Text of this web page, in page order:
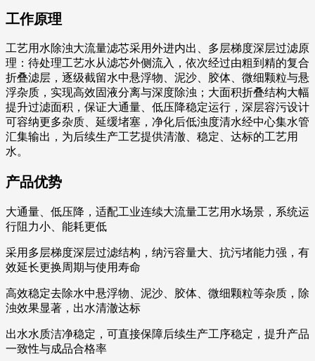
工作原理
工艺用水除浊大流量滤芯采用外进内出、多层梯度深层过滤原
理：待处理工艺水从滤芯外侧流入，依次经过由粗到精的复合
折叠滤层，逐级截留水中悬浮物、泥沙、胶体、微细颗粒与悬
浮杂质，实现高效固液分离与深度除浊；大面积折叠结构大幅
提升过滤面积，保证大通量、低压降稳定运行，深层容污设计
可容纳更多杂质、延缓堵塞，净化后低浊度清水经中心集水管
汇集输出，为后续生产工艺提供清澈、稳定、达标的工艺用
水。
产品优势
大通量、低压降，适配工业连续大流量工艺用水场景，系统运
行阻力小、能耗更低
采用多层梯度深层过滤结构，纳污容量大、抗污堵能力强，有
效延长更换周期与使用寿命
高效稳定去除水中悬浮物、泥沙、胶体、微细颗粒等杂质，除
浊效果显著，出水清澈达标
出水水质洁净稳定，可直接保障后续生产工序稳定，提升产品
一致性与成品合格率